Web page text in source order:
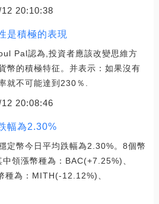
20:10:38
是積極的表現
Pal認為,投資者應該改變思維方
幣的積極特征。并表示：如果沒有
就不可能達到230％.
20:08:46
幅為2.30%
定幣今日平均跌幅為2.30%。8個幣
領漲幣種為：BAC(+7.25%)、
種為：MITH(-12.12%)、